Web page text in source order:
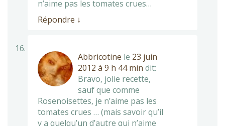
n’aime pas les tomates crues…
Répondre ↓
Abbricotine le 23 juin
2012 à 9 h 44 min dit:
Bravo, jolie recette,
sauf que comme
Rosenoisettes, je n’aime pas les
tomates crues … (mais savoir qu’il
y a quelqu’un d’autre qui n’aime